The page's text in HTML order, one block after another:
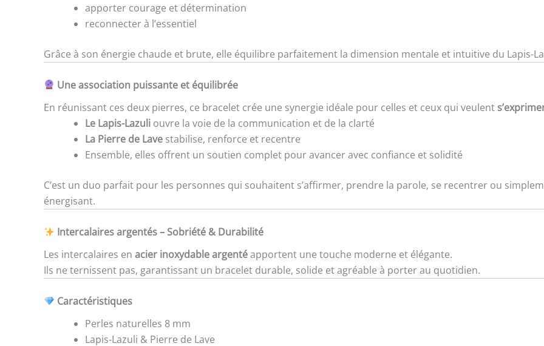
apporter courage et détermination
reconnecter à l’essentiel
Grâce à son énergie chaude et brute, elle équilibre parfaitement la dimension mentale et intuitive du Lapis-
Une association puissante et équilibrée
En réunissant ces deux pierres, ce bracelet crée une synergie idéale pour celles et ceux qui veulent
Le Lapis-Lazuli ouvre la voie de la communication et de la clarté
La Pierre de Lave stabilise, renforce et recentre
Ensemble, elles offrent un soutien complet pour avancer avec confiance et solidité
C’est un duo parfait pour les personnes qui souhaitent s’affirmer, prendre la parole, se recentrer ou
énergisant.
Intercalaires argentés – Sobriété & Durabilité
Les intercalaires en acier inoxydable argentéapportent une touche moderne et élégante.
Ils ne ternissent pas, garantissant un bracelet durable, solide et agréable à porter au quotidien.
Caractéristiques
Perles naturelles 8 mm
Lapis-Lazuli & Pierre de Lave